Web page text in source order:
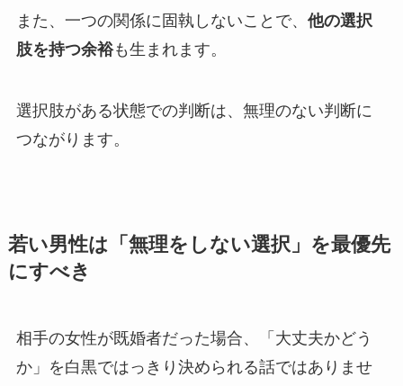
また、一つの関係に固執しないことで、 他の選択
肢を持つ余裕も生まれます。
選択肢がある状態での判断は、無理のない判断に
つながります。
若い男性は「無理をしない選択」を最優先
にすべき
相手の女性が既婚者だった場合、「大丈夫かどう
か」を白黒ではっきり決められる話ではありませ